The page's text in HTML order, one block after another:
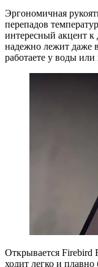
Эргономичная
перепадов
интересный акцент
надежно лежит даже
работаете у воды
Открывается
ходит легко и